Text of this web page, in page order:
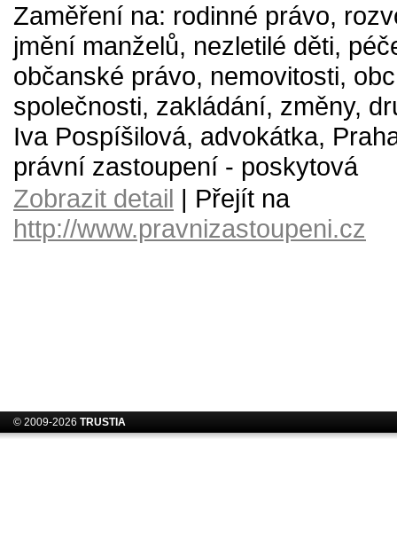
Zaměření na: rodinné právo,
jmění manželů, nezletilé děti,
občanské právo, nemovitosti,
společnosti, zakládání, změny,
Iva Pospíšilová, advokátka,
právní zastoupení - poskytová
Zobrazit detail | Přejít na
http://www.pravnizastoupeni.cz
© 2009-2026 TRUSTIA